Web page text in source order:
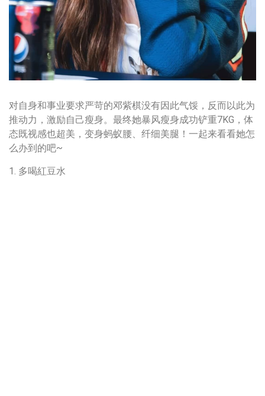
对自身和事业要求严苛的邓紫棋没有因此气馁，反而以此为
推动力，激励自己瘦身。最终她暴风瘦身成功铲重7KG，体
态既视感也超美，变身蚂蚁腰、纤细美腿！一起来看看她怎
么办到的吧~
1. 多喝紅豆水